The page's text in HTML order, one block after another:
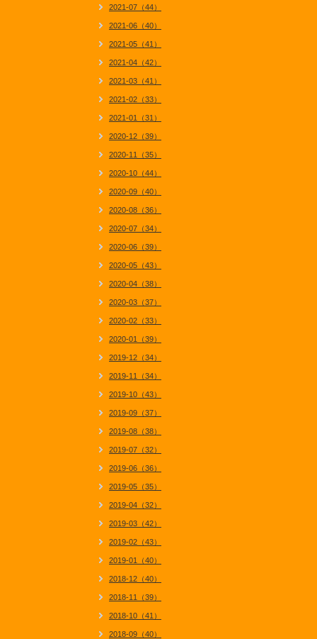
2021-07（44）
2021-06（40）
2021-05（41）
2021-04（42）
2021-03（41）
2021-02（33）
2021-01（31）
2020-12（39）
2020-11（35）
2020-10（44）
2020-09（40）
2020-08（36）
2020-07（34）
2020-06（39）
2020-05（43）
2020-04（38）
2020-03（37）
2020-02（33）
2020-01（39）
2019-12（34）
2019-11（34）
2019-10（43）
2019-09（37）
2019-08（38）
2019-07（32）
2019-06（36）
2019-05（35）
2019-04（32）
2019-03（42）
2019-02（43）
2019-01（40）
2018-12（40）
2018-11（39）
2018-10（41）
2018-09（40）